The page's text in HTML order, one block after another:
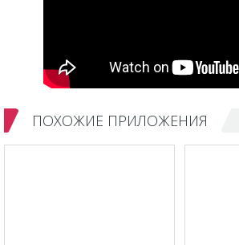
ПОХОЖИЕ ПРИЛОЖЕНИЯ